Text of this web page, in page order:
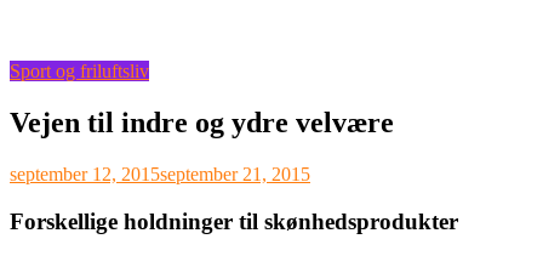
Sport og friluftsliv
Vejen til indre og ydre velvære
september 12, 2015september 21, 2015
Forskellige holdninger til skønhedsprodukter